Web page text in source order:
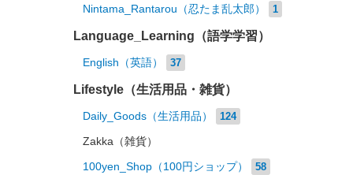
Nintama_Rantarou（忍たま乱太郎） 1
Language_Learning（語学学習）
English（英語） 37
Lifestyle（生活用品・雑貨）
Daily_Goods（生活用品） 124
Zakka（雑貨）
100yen_Shop（100円ショップ） 58